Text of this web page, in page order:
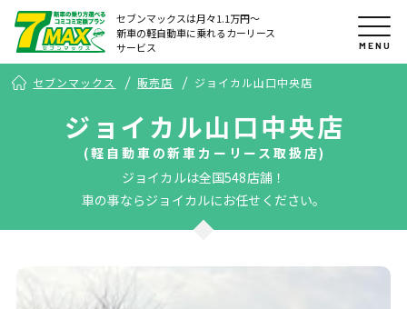
セブンマックスは月々1.1万円〜
新車の軽自動車に乗れるカーリース
サービス
MENU
セブンマックス 販売店 ジョイカル山口中央店
ジョイカル山口中央店
(軽自動車の新車カーリース取扱店)
ジョイカルは全国548店舗！
車の事ならジョイカルにお任せください。